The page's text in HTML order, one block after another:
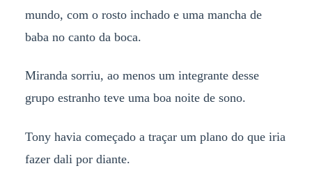
mundo, com o rosto inchado e uma mancha de
baba no canto da boca.
Miranda sorriu, ao menos um integrante desse
grupo estranho teve uma boa noite de sono.
Tony havia começado a traçar um plano do que iria
fazer dali por diante.